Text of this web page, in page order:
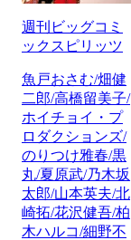
週刊ビッグコミ
ックスピリッツ
魚戸おさむ/畑健
二郎/高橋留美子/
ホイチョイ・プ
ロダクションズ/
のりつけ雅春/黒
丸/夏原武/乃木坂
太郎/山本英夫/北
崎拓/花沢健吾/柏
木ハルコ/細野不